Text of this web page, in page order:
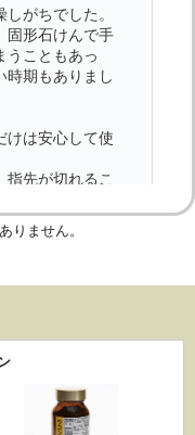
りません。